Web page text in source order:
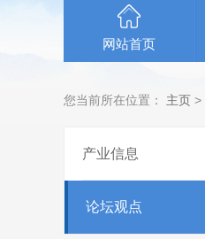
网站首页
您当前所在位置： 主页 >
产业信息
论坛观点